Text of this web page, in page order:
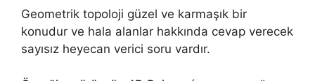
Geometrik topoloji güzel ve karmaşık bir
konudur ve hala alanlar hakkında cevap verecek
sayısız heyecan verici soru vardır.